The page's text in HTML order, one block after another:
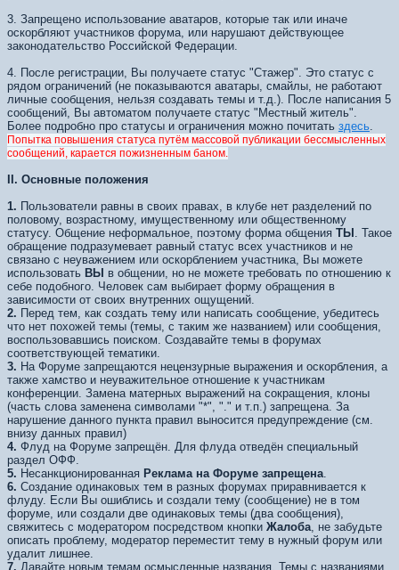
3. Запрещено использование аватаров, которые так или иначе
оскорбляют участников форума, или нарушают действующее
законодательство Российской Федерации.
4. После регистрации, Вы получаете статус "Стажер". Это статус с
рядом ограничений (не показываются аватары, смайлы, не работают
личные сообщения, нельзя создавать темы и т.д.). После написания 5
сообщений, Вы автоматом получаете статус "Местный житель".
Более подробно про статусы и ограничения можно почитать здесь.
Попытка повышения статуса путём массовой публикации бессмысленных
сообщений, карается пожизненным баном.
II. Основные положения
1. Пользователи равны в своих правах, в клубе нет разделений по
половому, возрастному, имущественному или общественному
статусу. Общение неформальное, поэтому форма общения ТЫ . Такое
обращение подразумевает равный статус всех участников и не
связано с неуважением или оскорблением участника, Вы можете
использовать ВЫ в общении, но не можете требовать по отношению к
себе подобного. Человек сам выбирает форму обращения в
зависимости от своих внутренних ощущений.
2. Перед тем, как создать тему или написать сообщение, убедитесь
что нет похожей темы (темы, с таким же названием) или сообщения,
воспользовавшись поиском. Создавайте темы в форумах
соответствующей тематики.
3. На Форуме запрещаются нецензурные выражения и оскорбления, а
также хамство и неуважительное отношение к участникам
конференции. Замена матерных выражений на сокращения, клоны
(часть слова заменена символами "*", "." и т.п.) запрещена. За
нарушение данного пункта правил выносится предупреждение (см.
внизу данных правил)
4. Флуд на Форуме запрещён. Для флуда отведён специальный
раздел ОФФ.
5. Несанкционированная Реклама на Форуме запрещена.
6. Создание одинаковых тем в разных форумах приравнивается к
флуду. Если Вы ошиблись и создали тему (сообщение) не в том
форуме, или создали две одинаковых темы (два сообщения),
свяжитесь с модератором посредством кнопки Жалоба, не забудьте
описать проблему, модератор переместит тему в нужный форум или
удалит лишнее.
7. Давайте новым темам осмысленные названия. Темы с названиями